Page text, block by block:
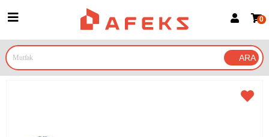
Google İle Bağlan
0